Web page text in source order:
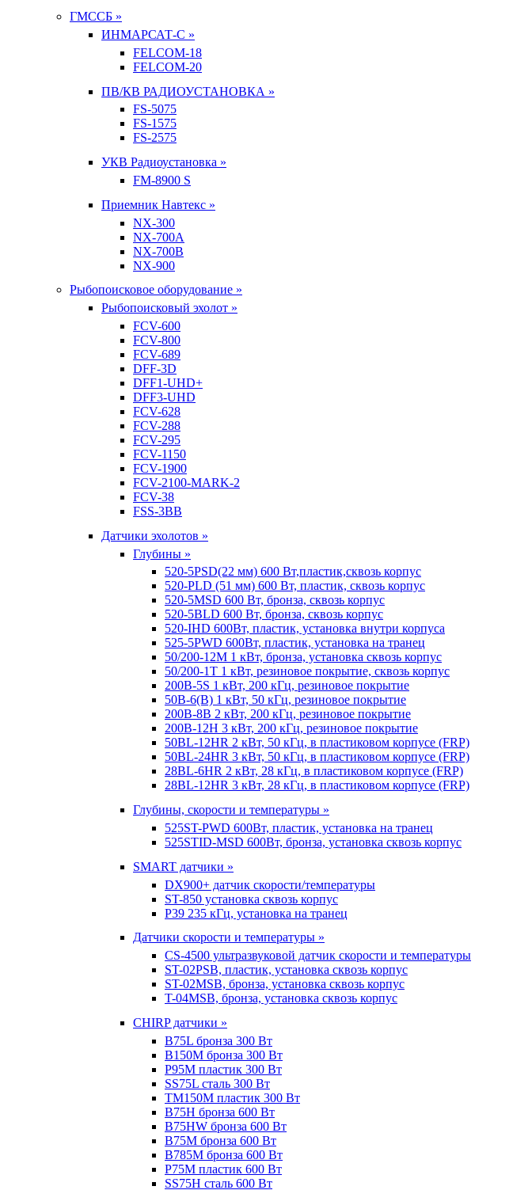
ГМССБ »
ИНМАРСАТ-С »
FELCOM-18
FELCOM-20
ПВ/КВ РАДИОУСТАНОВКА »
FS-5075
FS-1575
FS-2575
УКВ Радиоустановка »
FM-8900 S
Приемник Навтекс »
NX-300
NX-700A
NX-700B
NX-900
Рыбопоисковое оборудование »
Рыбопоисковый эхолот »
FCV-600
FCV-800
FCV-689
DFF-3D
DFF1-UHD+
DFF3-UHD
FCV-628
FCV-288
FCV-295
FCV-1150
FCV-1900
FCV-2100-MARK-2
FCV-38
FSS-3BB
Датчики эхолотов »
Глубины »
520-5PSD(22 мм) 600 Вт,пластик,сквозь корпус
520-PLD (51 мм) 600 Вт, пластик, сквозь корпус
520-5MSD 600 Вт, бронза, сквозь корпус
520-5BLD 600 Вт, бронза, сквозь корпус
520-IHD 600Вт, пластик, установка внутри корпуса
525-5PWD 600Вт, пластик, установка на транец
50/200-12M 1 кВт, бронза, установка сквозь корпус
50/200-1T 1 кВт, резиновое покрытие, сквозь корпус
200B-5S 1 кВт, 200 кГц, резиновое покрытие
50B-6(B) 1 кВт, 50 кГц, резиновое покрытие
200B-8B 2 кВт, 200 кГц, резиновое покрытие
200B-12H 3 кВт, 200 кГц, резиновое покрытие
50BL-12HR 2 кВт, 50 кГц, в пластиковом корпусе (FRP)
50BL-24HR 3 кВт, 50 кГц, в пластиковом корпусе (FRP)
28BL-6HR 2 кВт, 28 кГц, в пластиковом корпусе (FRP)
28BL-12HR 3 кВт, 28 кГц, в пластиковом корпусе (FRP)
Глубины, скорости и температуры »
525ST-PWD 600Вт, пластик, установка на транец
525STID-MSD 600Вт, бронза, установка сквозь корпус
SMART датчики »
DX900+ датчик скорости/температуры
ST-850 установка сквозь корпус
P39 235 кГц, установка на транец
Датчики скорости и температуры »
CS-4500 ультразвуковой датчик скорости и температуры
ST-02PSB, пластик, установка сквозь корпус
ST-02MSB, бронза, установка сквозь корпус
T-04MSB, бронза, установка сквозь корпус
CHIRP датчики »
B75L бронза 300 Вт
B150M бронза 300 Вт
P95M пластик 300 Вт
SS75L сталь 300 Вт
TM150M пластик 300 Вт
B75H бронза 600 Вт
B75HW бронза 600 Вт
B75M бронза 600 Вт
B785M бронза 600 Вт
P75M пластик 600 Вт
SS75H сталь 600 Вт